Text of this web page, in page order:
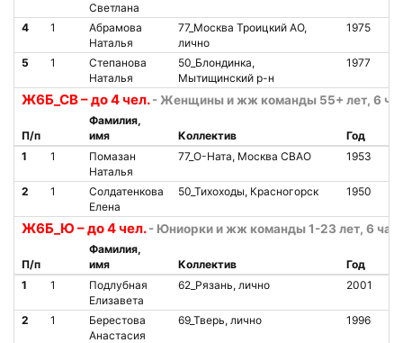
Светлана
4
1
Абрамова
Наталья
77_Москва Троицкий АО,
лично
1975
5 1
Степанова
Наталья
50_Блондинка,
Мытищинский р-н
1977
Ж6Б_СВ – до 4 чел. - Женщины и жж команды 55+ лет, 6
П/п
Фамилия,
имя
Коллектив Год
1
1
Помазан
Наталья
77_О-Ната, Москва СВАО 1953
2 1
Солдатенкова
Елена
50_Тихоходы, Красногорск 1950
Ж6Б_Ю – до 4 чел. - Юниорки и жж команды 1-23 лет, 6
П/п
Фамилия,
имя
Коллектив Год
1
1
Подлубная
Елизавета
62_Рязань, лично 2001
2 1
Берестова
Анастасия
69_Тверь, лично 1996